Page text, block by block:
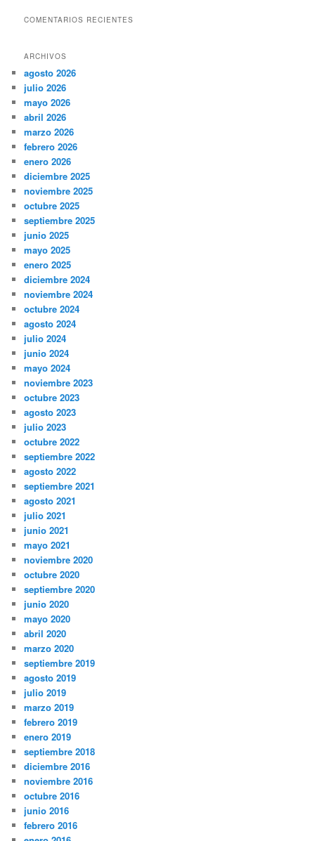
winglets y silencios nocturnos
Viaje a Chipre. 1: Cipreses y gatos
Posibilidades de inteligencia extraterrestre (y 5)
COMENTARIOS RECIENTES
ARCHIVOS
agosto 2026
julio 2026
mayo 2026
abril 2026
marzo 2026
febrero 2026
enero 2026
diciembre 2025
noviembre 2025
octubre 2025
septiembre 2025
junio 2025
mayo 2025
enero 2025
diciembre 2024
noviembre 2024
octubre 2024
agosto 2024
julio 2024
junio 2024
mayo 2024
noviembre 2023
octubre 2023
agosto 2023
julio 2023
octubre 2022
septiembre 2022
agosto 2022
septiembre 2021
agosto 2021
julio 2021
junio 2021
mayo 2021
noviembre 2020
octubre 2020
septiembre 2020
junio 2020
mayo 2020
abril 2020
marzo 2020
septiembre 2019
agosto 2019
julio 2019
marzo 2019
febrero 2019